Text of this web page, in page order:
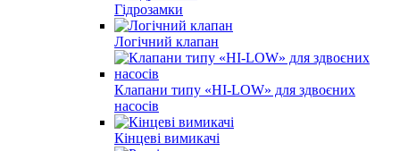
Гідрозамки
Логічний клапан
Клапани типу «HI-LOW» для здвоєних
насосів
Кінцеві вимикачі